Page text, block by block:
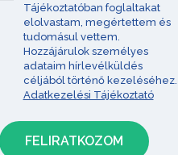
Tájékoztatóban foglaltakat
elolvastam, megértettem és
tudomásul vettem.
Hozzájárulok személyes
adataim hírlevélküldés
céljából történő kezeléséhez.
Adatkezelési Tájékoztató